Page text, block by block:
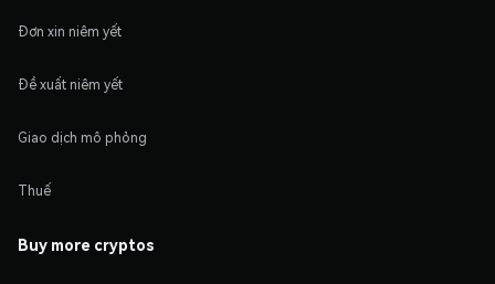
Đơn xin niêm yết
Đề xuất niêm yết
Giao dịch mô phỏng
Thuế
Buy more cryptos